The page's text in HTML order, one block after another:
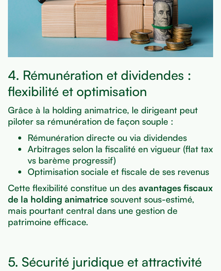
4. Rémunération et dividendes :
flexibilité et optimisation
Grâce à la holding animatrice, le dirigeant peut
piloter sa rémunération de façon souple :
Rémunération directe ou via dividendes
Arbitrages selon la fiscalité en vigueur (flat tax
vs barème progressif)
Optimisation sociale et fiscale de ses revenus
Cette flexibilité constitue un des avantages fiscaux
de la holding animatrice souvent sous-estimé,
mais pourtant central dans une gestion de
patrimoine efficace.
5. Sécurité juridique et attractivité